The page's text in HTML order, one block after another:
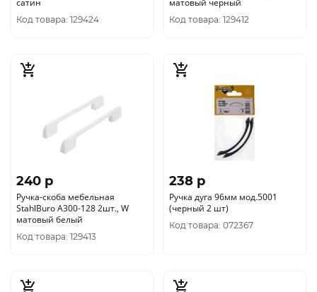
сатин
Код товара: 129424
матовый черный
Код товара: 129412
240 p
Ручка-скоба мебельная
StahlBuro A300-128 2шт., W
матовый белый
Код товара: 129413
238 p
Ручка дуга 96мм мод.5001
(черный 2 шт)
Код товара: 072367